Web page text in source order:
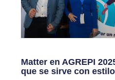
Matter en AGREPI
que se sirve con